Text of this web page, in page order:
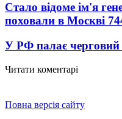
Стало відоме ім'я
поховали в Москві
У РФ палає черговий
Читати коментарі
Повна версія сайту